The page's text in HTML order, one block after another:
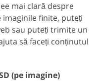
mai clară despre
finite, puteți
sau puteți trimite un
să faceți conținutul
(pe imagine)